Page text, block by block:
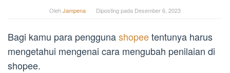
OlehJampena Diposting pada Desember 6, 2023
Bagi kamu para penggunashopeetentunya harus
mengetahui mengenai cara mengubah penilaian di
shopee.